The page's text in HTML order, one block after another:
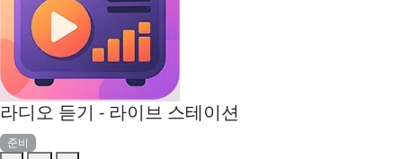
라디오 듣기 - 라이브 스테이션
준비